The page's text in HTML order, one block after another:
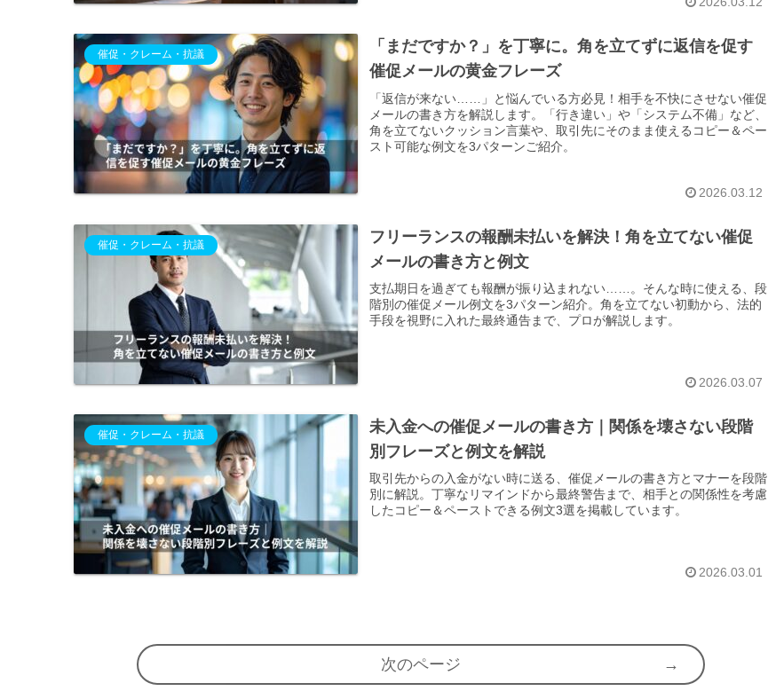
催促・クレーム・抗議
「まだですか？」を丁寧に。角を立てずに返信を促す
催促メールの黄金フレーズ
「返信が来ない……」と悩んでいる方必見！相手を不快にさせない催促
メールの書き方を解説します。「行き違い」や「システム不備」など、
角を立てないクッション言葉や、取引先にそのまま使えるコピー＆ペー
スト可能な例文を3パターンご紹介。
2026.03.12
催促・クレーム・抗議
フリーランスの報酬未払いを解決！角を立てない催促
メールの書き方と例文
支払期日を過ぎても報酬が振り込まれない……。そんな時に使える、段
階別の催促メール例文を3パターン紹介。角を立てない初動から、法的
手段を視野に入れた最終通告まで、プロが解説します。
2026.03.07
催促・クレーム・抗議
未入金への催促メールの書き方｜関係を壊さない段階
別フレーズと例文を解説
取引先からの入金がない時に送る、催促メールの書き方とマナーを段階
別に解説。丁寧なリマインドから最終警告まで、相手との関係性を考慮
したコピー＆ペーストできる例文3選を掲載しています。
2026.03.01
次のページ